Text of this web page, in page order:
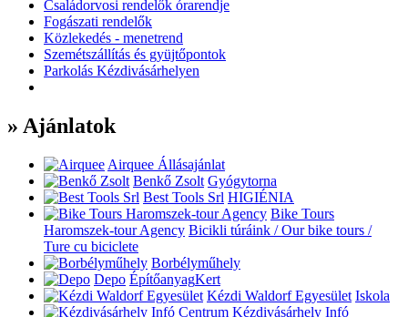
Családorvosi rendelők órarendje
Fogászati rendelők
Közlekedés - menetrend
Szemétszállítás és gyüjtőpontok
Parkolás Kézdivásárhelyen
» Ajánlatok
Airquee Állásajánlat
Benkő Zsolt Gyógytorna
Best Tools Srl HIGIÉNIA
Bike Tours
Haromszek-tour Agency Bicikli túráink / Our bike tours /
Ture cu biciclete
Borbélyműhely
Depo ÉpítőanyagKert
Kézdi Waldorf Egyesület Iskola
Kézdivásárhely Infó